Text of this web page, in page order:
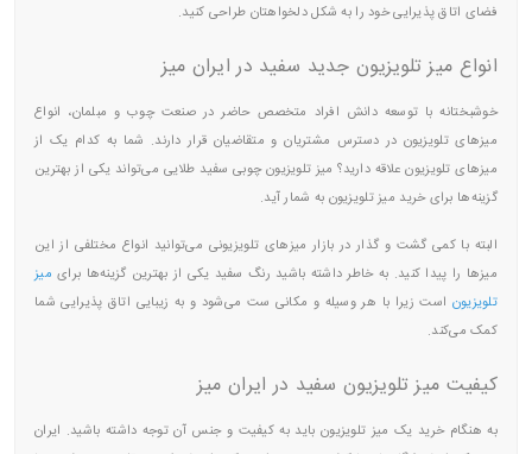
فضای اتاق پذیرایی خود را به شکل دلخواهتان طراحی کنید.
انواع میز تلویزیون جدید سفید در ایران میز
خوشبختانه با توسعه دانش افراد متخصص حاضر در صنعت چوب و مبلمان، انواع
میزهای تلویزیون در دسترس مشتریان و متقاضیان قرار دارند. شما به کدام یک از
میزهای تلویزیون علاقه‌ دارید؟ میز تلویزیون چوبیسفید طلایی می‌تواند یکی از بهترین
گزینه‌ها برای خرید میز تلویزیون به شمار آید.
البته با کمی گشت و گذار در بازار میزهای تلویزیونی می‌توانید انواع مختلفی از این
میزها را پیدا کنید. به خاطر داشته باشید رنگ سفید یکی از بهترین گزینه‌ها برای میز
تلویزیون است زیرا با هر وسیله و مکانی ست می‌شود و به زیبایی اتاق پذیرایی شما
کمک می‌کند.
کیفیت میز تلویزیون سفید در ایران میز
به هنگام خرید یک میز تلویزیون باید به کیفیت و جنس آن توجه داشته باشید. ایران